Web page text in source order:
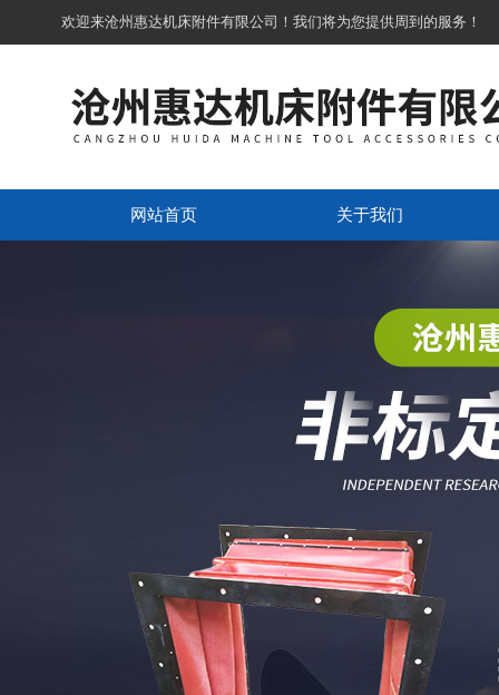
欢迎来沧州惠达机床附件有限公司！我们将为您提供周到的服务！
网站首页 关于我们